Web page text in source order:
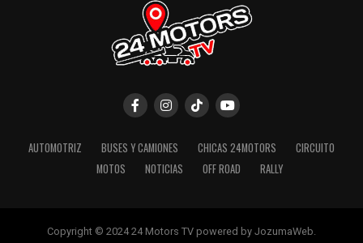
AUTOMOTRIZ BUSES Y CAMIONES CHICAS 24MOTORS
CIRCUITO
MOTOS
NOTICIAS OFF ROAD RALLY
Copyright © 2024 24 Motors TV powered by JozumaWeb.